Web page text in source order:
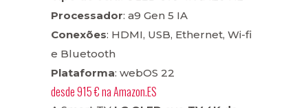
Processador: a9 Gen 5 IA
Conexões: HDMI, USB, Ethernet, Wi-fi
e Bluetooth
Plataforma: webOS 22
desde915 €naAmazon.ES